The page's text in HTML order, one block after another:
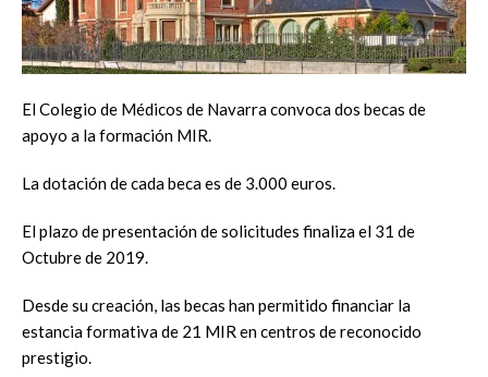
El Colegio de Médicos de Navarra convoca dos becas de
apoyo a la formación MIR.
La dotación de cada beca es de 3.000 euros.
El plazo de presentación de solicitudes finaliza el 31 de
Octubre de 2019.
Desde su creación, las becas han permitido financiar la
estancia formativa de 21 MIR en centros de reconocido
prestigio.